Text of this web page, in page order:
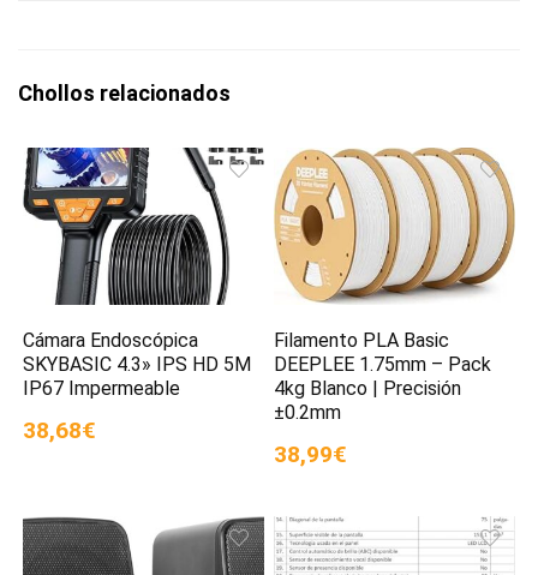
Chollos relacionados
Cámara Endoscópica
SKYBASIC 4.3» IPS HD 5M
IP67 Impermeable
38,68€
Filamento PLA Basic
DEEPLEE 1.75mm – Pack
4kg Blanco | Precisión
±0.2mm
38,99€